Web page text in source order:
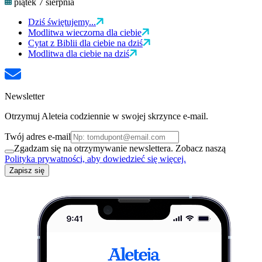
piątek 7 sierpnia
Dziś świętujemy...
Modlitwa wieczorna dla ciebie
Cytat z Biblii dla ciebie na dziś
Modlitwa dla ciebie na dziś
Newsletter
Otrzymuj Aleteia codziennie w swojej skrzynce e-mail.
Twój adres e-mail
Zgadzam się na otrzymywanie newslettera. Zobacz naszą
Polityka prywatności, aby dowiedzieć się więcej.
Zapisz się